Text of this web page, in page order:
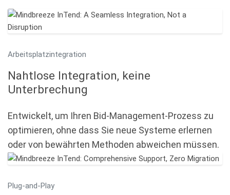
Arbeitsplatzintegration
Nahtlose Integration, keine
Unterbrechung
Entwickelt, um Ihren Bid-Management-Prozess zu
optimieren, ohne dass Sie neue Systeme erlernen
oder von bewährten Methoden abweichen müssen.
Plug-and-Play